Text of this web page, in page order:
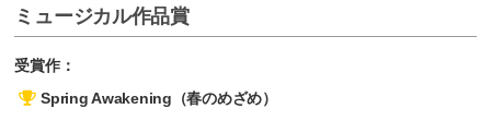
ミュージカル作品賞
受賞作：
Spring Awakening（春のめざめ）